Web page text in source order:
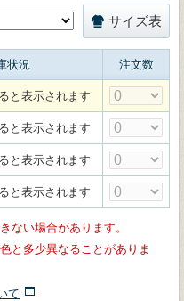
サイズ表
状況 注文数
と表示されます
と表示されます
と表示されます
と表示されます
ない場合があります。
と多少異なることがありま
て